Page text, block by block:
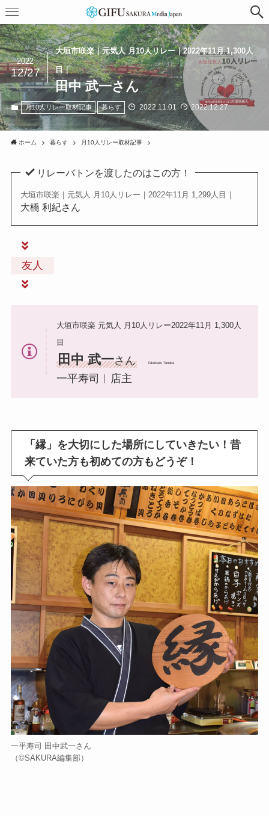
大垣市咲楽｜元気人 月10人リレー｜2022年11月 1,300人
目｜
田中 武一さん
2022
12/27
月10人リレー取材記事 暮らす 2022.11.01 2022.12.27
ホーム 暮らす 月10人リレー取材記事
リレーバトンを渡したのはこの方！
大垣市咲楽｜元気人 月10人リレー｜2022年11月 1,299人目｜
大橋 利紀さん
友人
大垣市咲楽 元気人 月10人リレー2022年11月 1,300人
目
田中 武一さん Takekazu Tanaka
一平寿司︱店主
「縁」を大切にした場所にしていきたい！昔
来ていた方も初めての方もどうぞ！
一平寿司 田中武一さん
（©️SAKURA編集部）